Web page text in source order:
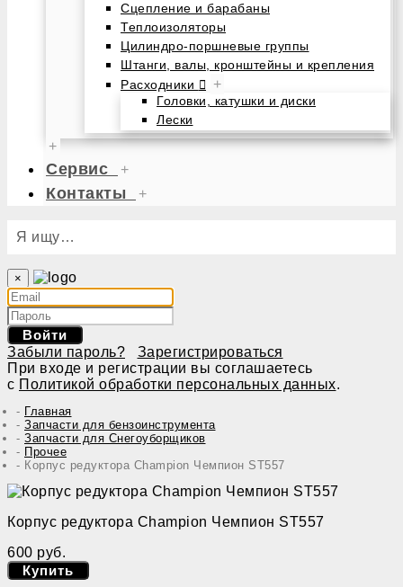
Сцепление и барабаны
Теплоизоляторы
Цилиндро-поршневые группы
Штанги, валы, кронштейны и крепления
Расходники
+
Головки, катушки и диски
Лески
+
Сервис +
Контакты +
Я ищу…
×
Войти
Забыли пароль?
Зарегистрироваться
При входе и регистрации вы соглашаетесь
с Политикой обработки персональных данных.
Главная
Запчасти для бензоинструмента
Запчасти для Снегоуборщиков
Прочее
Корпус редуктора Champion Чемпион ST557
Корпус редуктора Champion Чемпион ST557
600 руб.
Купить